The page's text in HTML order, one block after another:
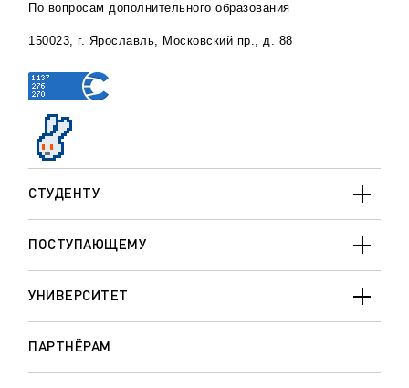
СТУДЕНТУ
ПОСТУПАЮЩЕМУ
УНИВЕРСИТЕТ
ПАРТНЁРАМ
По вопросам дополнительного образования
150023, г. Ярославль, Московский пр., д. 88